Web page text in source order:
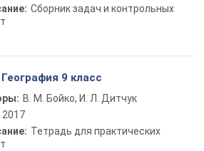
Сборник задач и контрольных
9 класс
В. М. Бойко, И. Л. Дитчук
2017
Тетрадь для практических